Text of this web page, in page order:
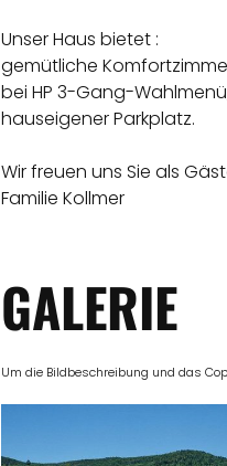
Unser Haus bietet :
gemütliche
bei HP 3-Gang-
hauseigener Parkplatz.
Wir freuen uns Sie als
Familie Kollmer
GALERIE
Um die Bildbeschreibung und das